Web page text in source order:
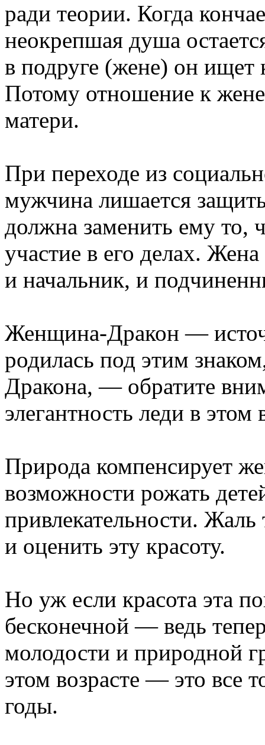
ради теории. Когда
неокрепшая душа
в подруге (жене) он ищет
Потому отношение к
матери.
При переходе из
мужчина лишается
должна заменить ему
участие в его делах.
и начальник, и
Женщина-Дракон —
родилась под этим
Дракона, — обратите
элегантность леди в этом
Природа компенсирует
возможности рожать
привлекательности. Жаль
и оценить эту красоту.
Но уж если красота эта
бесконечной — ведь
молодости и природной
этом возрасте — это все
годы.